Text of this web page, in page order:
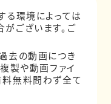
る環境によっては
ございます。ご
去の動画につき
製や動画ファイ
無料問わず全て